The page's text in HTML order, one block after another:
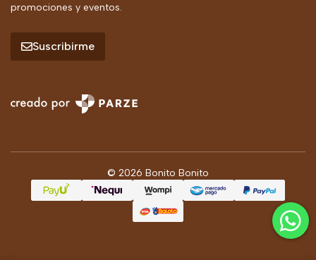
promociones y eventos.
Suscribirme
© 2026 Bonito Bonito